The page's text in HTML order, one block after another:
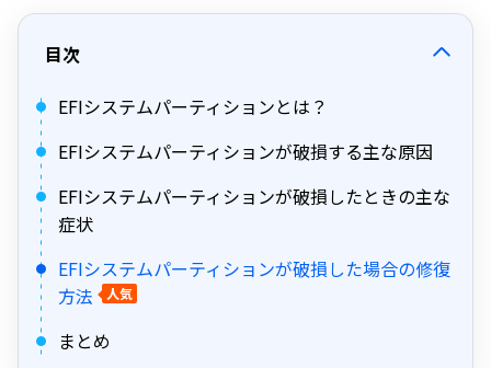
目次
EFIシステムパーティションとは？
EFIシステムパーティションが破損する主な原因
EFIシステムパーティションが破損したときの主な
症状
EFIシステムパーティションが破損した場合の修復
方法
人気
まとめ